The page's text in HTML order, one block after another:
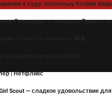
к суду, поскольку Кэтрин
Голливуда с помощью Трампа,
«Твинс» и «Филлис» 😂🎬
вакантное место в FCC
| Нетфликс
Scout — сладкое удовольствие